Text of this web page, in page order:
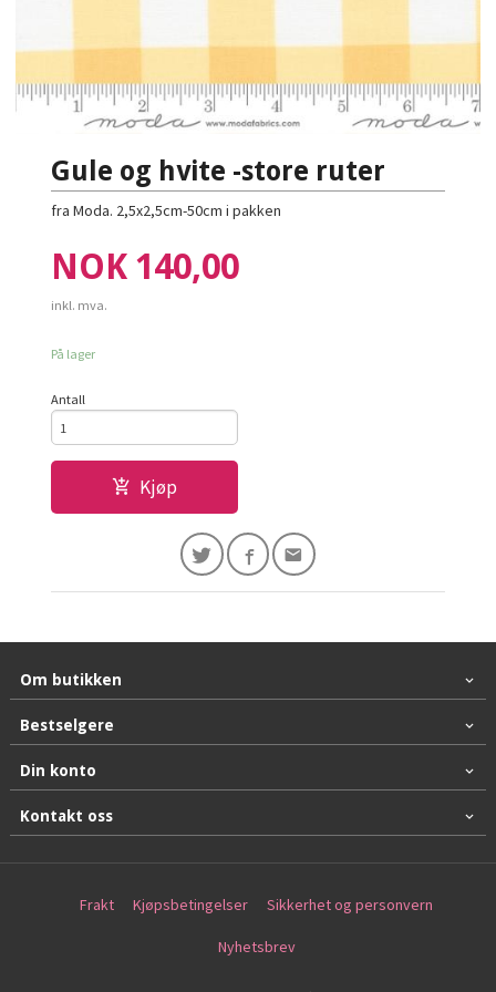
Gule og hvite -store ruter
fra Moda. 2,5x2,5cm-50cm i pakken
Pris
NOK 140,00
inkl. mva.
På lager
Antall
Kjøp
Om butikken
Bestselgere
Din konto
Kontakt oss
Frakt Kjøpsbetingelser Sikkerhet og personvern
Nyhetsbrev